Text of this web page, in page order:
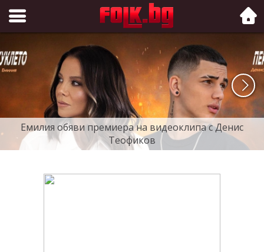
Folk.bg
Емилия обяви премиера на видеоклипа с Денис
Теофиков